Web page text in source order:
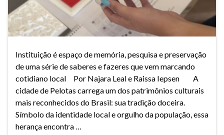
Instituição é espaço de memória, pesquisa e preservação
de uma série de saberes e fazeres que vem marcando
cotidiano local Por Najara Leal e Raissa Iepsen A
cidade de Pelotas carrega um dos patrimônios culturais
mais reconhecidos do Brasil: sua tradição doceira.
Símbolo da identidade local e orgulho da população, essa
herança encontra …